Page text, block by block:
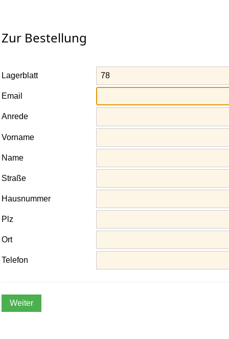
Zur Bestellung
Lagerblatt
Email
Anrede
Vorname
Name
Straße
Hausnummer
Plz
Ort
Telefon